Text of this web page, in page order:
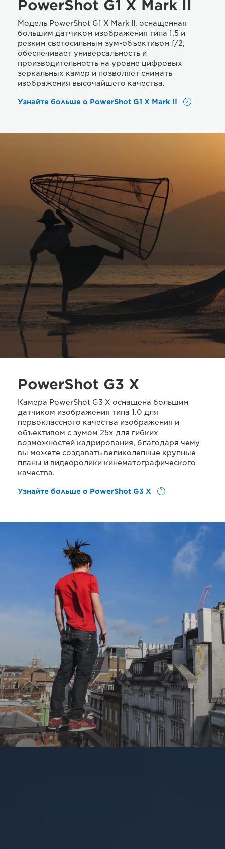
PowerShot G1 X Mark II
Модель PowerShot G1 X Mark II, оснащенная
большим датчиком изображения типа 1.5 и
резким светосильным зум-объективом f/2,
обеспечивает универсальность и
производительность на уровне цифровых
зеркальных камер и позволяет снимать
изображения высочайшего качества.
Узнайте больше о PowerShot G1 X Mark II
PowerShot G3 X
Камера PowerShot G3 X оснащена большим
датчиком изображения типа 1.0 для
первоклассного качества изображения и
объективом с зумом 25х для гибких
возможностей кадрирования, благодаря чему
вы можете создавать великолепные крупные
планы и видеоролики кинематографического
качества.
Узнайте больше о PowerShot G3 X